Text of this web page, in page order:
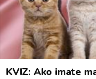
KVIZ: Ako imate